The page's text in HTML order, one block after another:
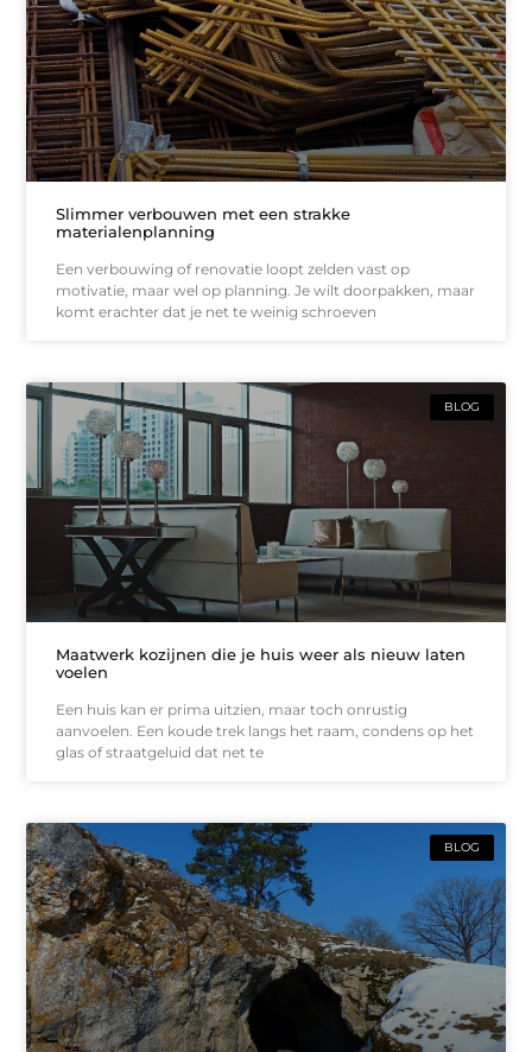
Slimmer verbouwen met een strakke
materialenplanning
Een verbouwing of renovatie loopt zelden vast op
motivatie, maar wel op planning. Je wilt doorpakken, maar
komt erachter dat je net te weinig schroeven
BLOG
Maatwerk kozijnen die je huis weer als nieuw laten
voelen
Een huis kan er prima uitzien, maar toch onrustig
aanvoelen. Een koude trek langs het raam, condens op het
glas of straatgeluid dat net te
BLOG